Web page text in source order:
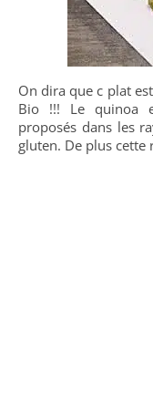
On dira que c plat est Bio… si vous choisissez des aliments
Bio !!! Le quinoa
proposés dans les
gluten. De plus